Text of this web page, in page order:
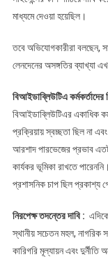
মাধ্যমে দেওয়া হয়েছিল।
তবে অভিযোগকারীরা বলছেন,
লেনদেনের অসঙ্গতির ব্যাখ্যা
বিআইডাব্লিউটিএ
বিআইডাব্লিউটিএর একাধিক
প্রক্রিয়ায় স্বচ্ছতা ছিল না
আরশাদ পারভেজের প্রভাব
কার্যকর ভূমিকা রাখতে
প্রশাসনিক চাপ ছিল প্রকাশ্য
নিরপেক্ষ তদন্তের দাবি :
স্থানীয় সচেতন মহল, নাগরিক
কারিগরি মূল্যায়ন এবং দুর্নীতি